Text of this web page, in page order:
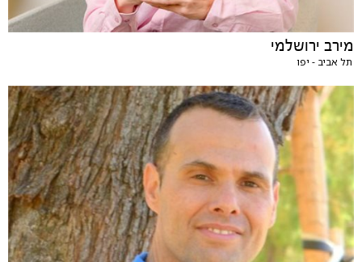
מירב ירושלמי
תל אביב - יפו